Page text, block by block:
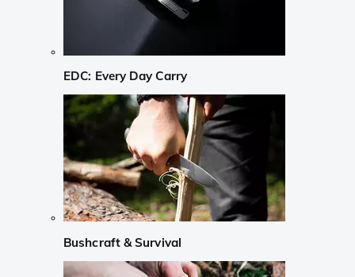
EDC: Every Day Carry
Bushcraft & Survival